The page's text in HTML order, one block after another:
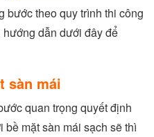
bước theo quy trình thi công
dẫn dưới đây để
sàn mái
quan trọng quyết định
mặt sàn mái sạch sẽ thì